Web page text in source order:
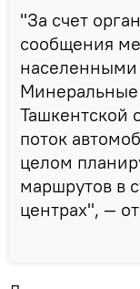
"За счет
сообщения
населенными
Ташкентской
поток
целом
маршрутов в
центрах", —